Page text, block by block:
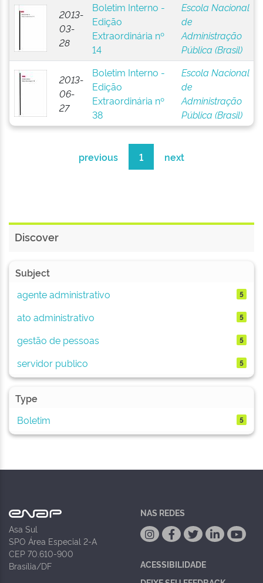
2013-
03-
28
Boletim Interno -
Edição
Extraordinária nº
14
Escola Nacional
de
Administração
Pública (Brasil)
2013-
06-
27
Boletim Interno -
Edição
Extraordinária nº
38
Escola Nacional
de
Administração
Pública (Brasil)
previous 1 next
Discover
Subject
agente administrativo
5
ato administrativo 5
gestão de pessoas 5
servidor publico 5
Type
Boletim
5
Asa Sul
SPO Área Especial 2-A
CEP 70.610-900
Brasília/DF
NAS REDES
ACESSIBILIDADE